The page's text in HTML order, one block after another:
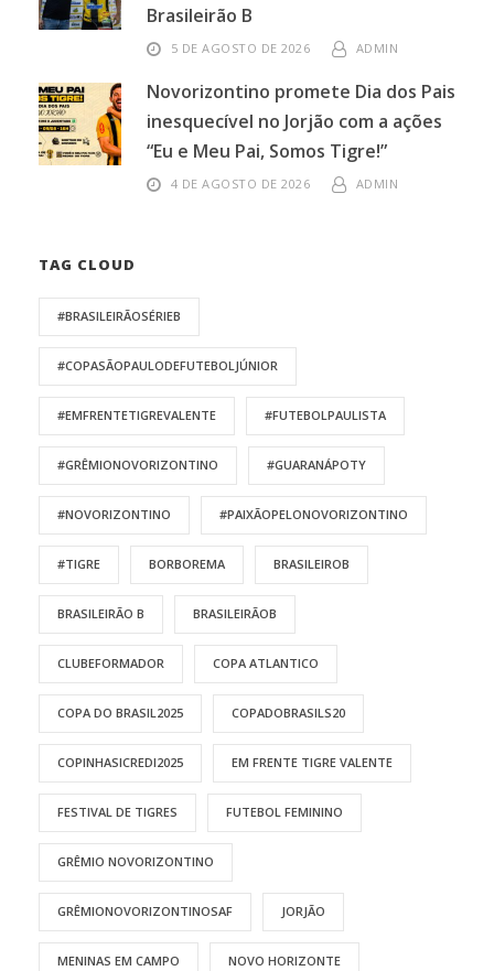
Brasileirão B
5 DE AGOSTO DE 2026 ADMIN
Novorizontino promete Dia dos Pais
inesquecível no Jorjão com a ações
“Eu e Meu Pai, Somos Tigre!”
4 DE AGOSTO DE 2026 ADMIN
TAG CLOUD
#BRASILEIRÃOSÉRIEB
#COPASÃOPAULODEFUTEBOLJÚNIOR
#EMFRENTETIGREVALENTE #FUTEBOLPAULISTA
#GRÊMIONOVORIZONTINO #GUARANÁPOTY
#NOVORIZONTINO #PAIXÃOPELONOVORIZONTINO
#TIGRE BORBOREMA BRASILEIROB
BRASILEIRÃO B BRASILEIRÃOB
CLUBEFORMADOR COPA ATLANTICO
COPA DO BRASIL2025 COPADOBRASILS20
COPINHASICREDI2025 EM FRENTE TIGRE VALENTE
FESTIVAL DE TIGRES FUTEBOL FEMININO
GRÊMIO NOVORIZONTINO
GRÊMIONOVORIZONTINOSAF JORJÃO
MENINAS EM CAMPO NOVO HORIZONTE